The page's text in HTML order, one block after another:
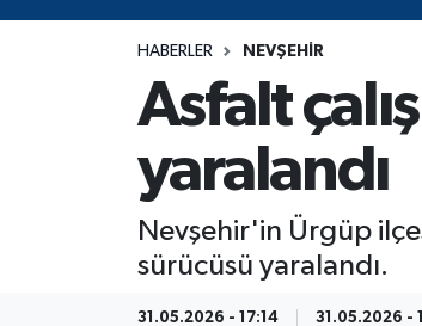
HABERLER NEVŞEHIR
Asfalt
yaralandı
Nevşehir'in Ürgüp
sürücüsü yaralandı.
31.05.2026 - 17:14 31.05.2026 -
Rize Jandarma Komutanlığı
Bilim Teknoloji
Advertising news
Canlı Maç
Süper Lig Puan Durumu ve Fikstür
Tüm Manşetler
Son Dakika Haberleri
Haber Arşivi